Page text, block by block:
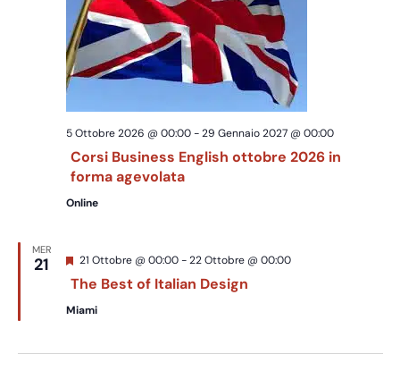
5 Ottobre 2026 @ 00:00-29 Gennaio 2027 @ 00:00
Corsi Business English ottobre 2026 in
forma agevolata
Online
MER
21 Segnalati
21 Ottobre @ 00:00-22 Ottobre @ 00:00
The Best of Italian Design
Miami